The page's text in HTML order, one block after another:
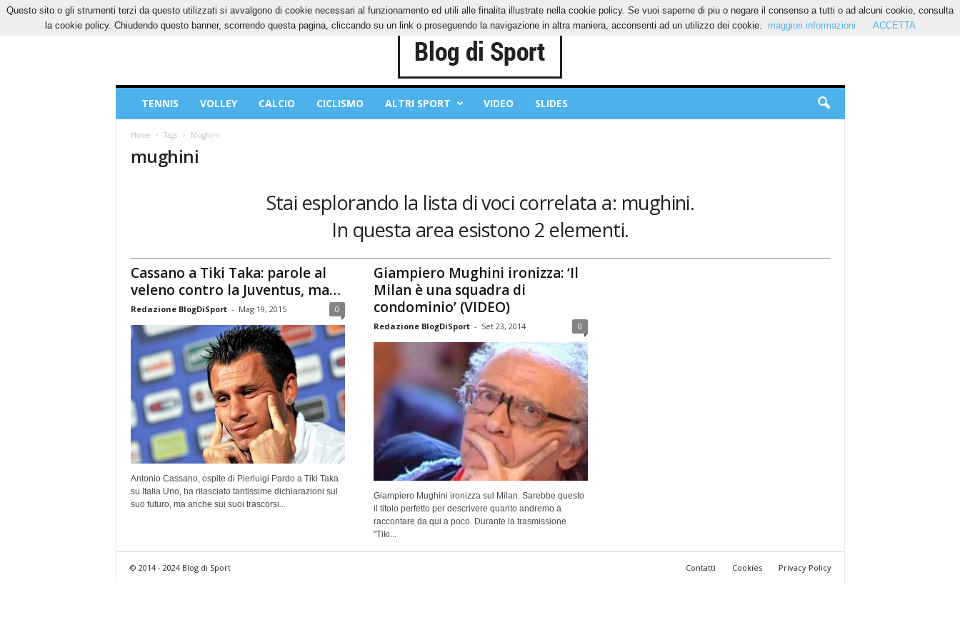
GIOVEDÌ, 6 AGOSTO 2026 CONTATTI COOKIES PRIVACY POLICY
Sport
TENNIS VOLLEY CALCIO CICLISMO ALTRI SPORT VIDEO SLIDES
Home Tags Mughini
mughini
Stai esplorando la lista di voci correlata a: mughini.
In questa area esistono 2 elementi.
Cassano a Tiki Taka: parole al
veleno contro la Juventus, ma…
Redazione BlogDiSport - Mag 19, 2015 0
Antonio Cassano, ospite di Pierluigi Pardo a Tiki Taka
su Italia Uno, ha rilasciato tantissime dichiarazioni sul
suo futuro, ma anche sui suoi trascorsi...
Giampiero Mughini ironizza: ‘Il
Milan è una squadra di
condominio’ (VIDEO)
Redazione BlogDiSport - Set 23, 2014 0
Giampiero Mughini ironizza sul Milan. Sarebbe questo
il titolo perfetto per descrivere quanto andremo a
raccontare da qui a poco. Durante la trasmissione
"Tiki...
Contatti Cookies Privacy Policy
© 2014 - 2024 Blog di Sport
Questo sito o gli strumenti terzi da questo utilizzati si avvalgono di cookie necessari al funzionamento ed utili alle finalita illustrate nella cookie policy. Se vuoi saperne di piu o negare il consenso a tutti o ad alcuni cookie, consulta
la cookie policy. Chiudendo questo banner, scorrendo questa pagina, cliccando su un link o proseguendo la navigazione in altra maniera, acconsenti ad un utilizzo dei cookie.
maggiori informazioni ACCETTA